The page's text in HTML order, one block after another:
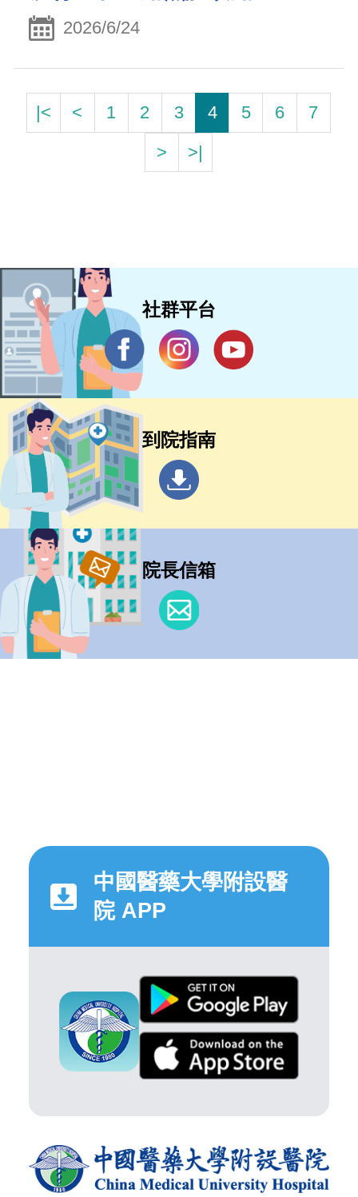
2026/6/24
|< < 1 2 3 4 5 6
7
>
>|
社群平台
到院指南
院長信箱
中國醫藥大學附設醫
院 APP